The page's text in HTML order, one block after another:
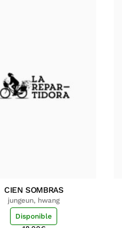
CIEN SOMBRAS
jungeun, hwang
Disponible